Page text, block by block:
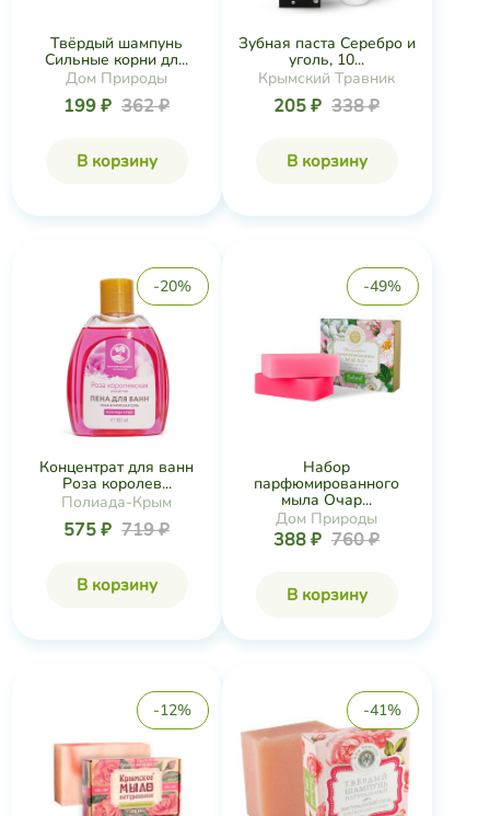
Твёрдый шампунь
Сильные корни дл...
Дом Природы
199 ₽ 362 ₽
В корзину
Зубная паста Серебро и
уголь, 10...
Крымский Травник
205 ₽ 338 ₽
В корзину
-20%
Концентрат для ванн
Роза королев...
Полиада-Крым
575 ₽ 719 ₽
В корзину
-49%
Набор
парфюмированного
мыла Очар...
Дом Природы
388 ₽ 760 ₽
В корзину
-12% -41%